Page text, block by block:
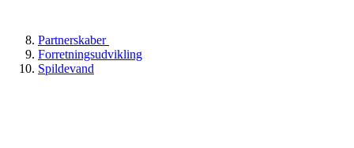
Partnerskaber
Forretningsudvikling
Spildevand